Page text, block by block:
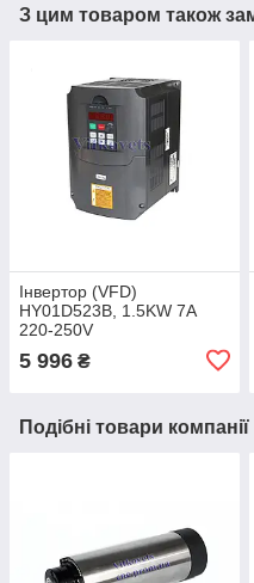
З цим товаром також
Інвертор (VFD)
HY01D523B, 1.5KW 7A
220-250V
5 996 ₴
Подібні товари компанії